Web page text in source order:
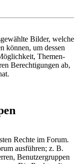
Bilder, welche
können, um dessen
Themen-
Berechtigungen ab,
Rechte im Forum.
ausführen; z. B.
Benutzergruppen